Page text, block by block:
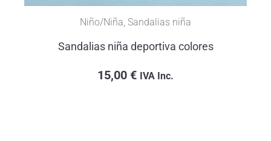
Niño/Niña Sandalias niña
Sandalias niña deportiva colores
15,00 € IVA Inc.